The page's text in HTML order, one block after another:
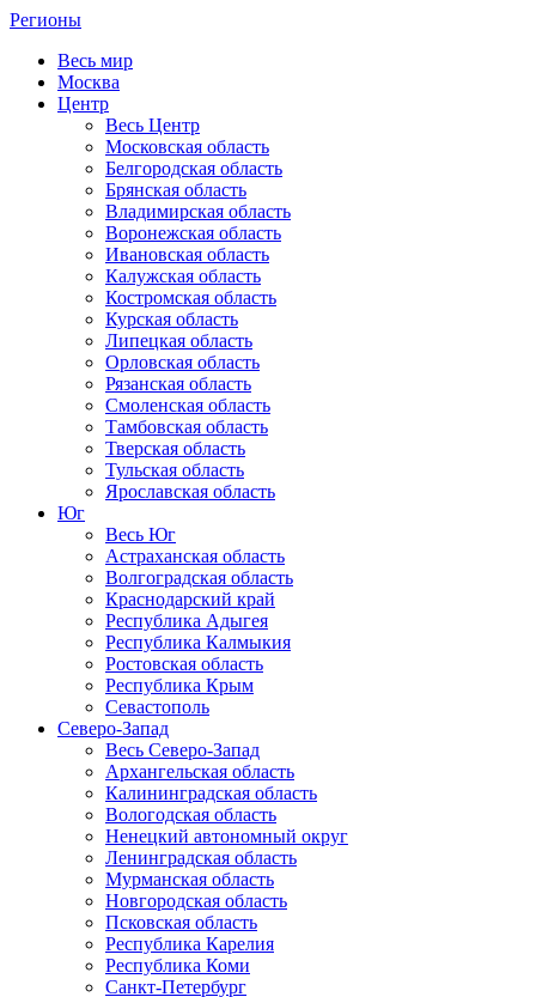
Регионы
Весь мир
Москва
Центр
Весь Центр
Московская область
Белгородская область
Брянская область
Владимирская область
Воронежская область
Ивановская область
Калужская область
Костромская область
Курская область
Липецкая область
Орловская область
Рязанская область
Смоленская область
Тамбовская область
Тверская область
Тульская область
Ярославская область
Юг
Весь Юг
Астраханская область
Волгоградская область
Краснодарский край
Республика Адыгея
Республика Калмыкия
Ростовская область
Республика Крым
Севастополь
Северо-Запад
Весь Северо-Запад
Архангельская область
Калининградская область
Вологодская область
Ненецкий автономный округ
Ленинградская область
Мурманская область
Новгородская область
Псковская область
Республика Карелия
Республика Коми
Санкт-Петербург